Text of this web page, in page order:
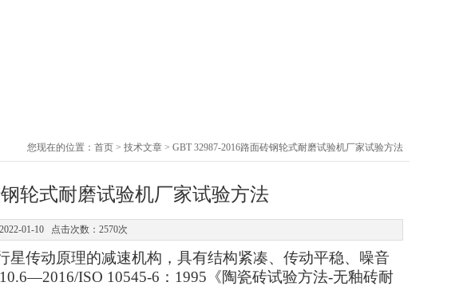
您现在的位置： 首页 > 技术文章 > GBT 32987-2016路面砖钢轮式耐磨试验机厂家试验方法
轮式耐磨试验机厂家试验方法
01-10 点击次数：2570次
传动原理的减速机构，具有结构紧凑、传动平稳、噪音
ISO 10545-6：1995《陶瓷砖试验方法-无釉砖耐